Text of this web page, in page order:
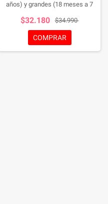
años) y grandes (18 meses a 7
$32.180 $34.990
COMPRAR